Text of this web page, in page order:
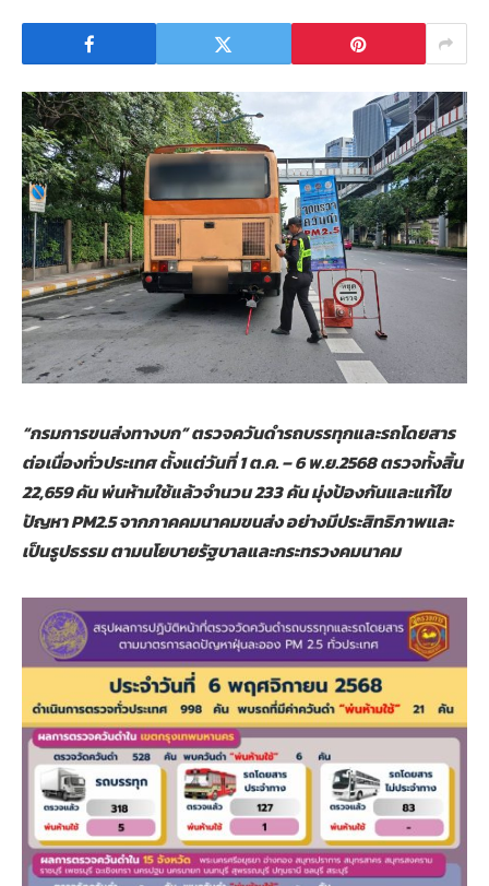
“กรมการขนส่งทางบก” ตรวจควันดำรถบรรทุกและรถโดยสาร
ต่อเนื่องทั่วประเทศ ตั้งแต่วันที่ 1 ต.ค. – 6 พ.ย.2568 ตรวจทั้งสิ้น
22,659 คัน พ่นห้ามใช้แล้วจำนวน 233 คัน มุ่งป้องกันและแก้ไข
ปัญหา PM2.5 จากภาคคมนาคมขนส่ง อย่างมีประสิทธิภาพและ
เป็นรูปธรรม ตามนโยบายรัฐบาลและกระทรวงคมนาคม